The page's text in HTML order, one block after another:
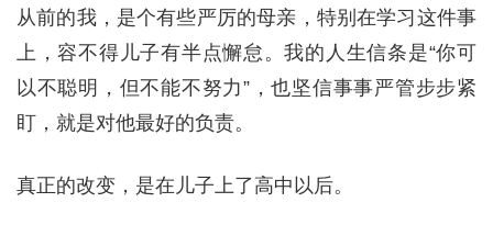
从前的我，是个有些严厉的母亲，特别在学习这件事
上，容不得儿子有半点懈怠。我的人生信条是“你可
以不聪明，但不能不努力”，也坚信事事严管步步紧
盯，就是对他最好的负责。
真正的改变，是在儿子上了高中以后。